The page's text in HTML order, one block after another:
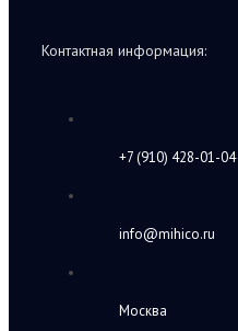
Контактная информация:
+7 (910) 428-01-04
info@mihico.ru
Москва